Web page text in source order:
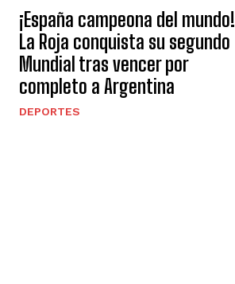
¡España campeona del mundo!
La Roja conquista su segundo
Mundial tras vencer por
completo a Argentina
DEPORTES